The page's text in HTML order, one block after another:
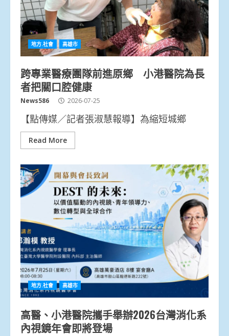
地方.社會 高雄市
跨專業醫療團隊前進原鄉 小港醫院為長
者把關口腔健康
News586 2026-07-25
【點傳媒／記者張淑慧報導】為縮短城鄉
Read More
地方.社會 高雄市
高醫、小港醫院攜手舉辦2026台灣消化系
內視鏡年會即將登場